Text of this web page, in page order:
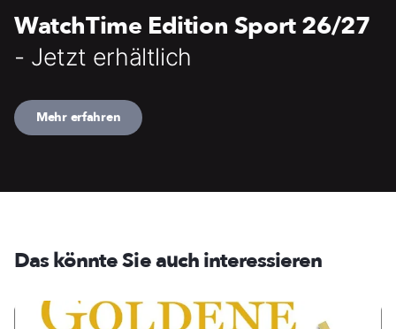
WatchTime Edition Sport 26/27
- Jetzt erhältlich
Mehr erfahren
Das könnte Sie auch interessieren